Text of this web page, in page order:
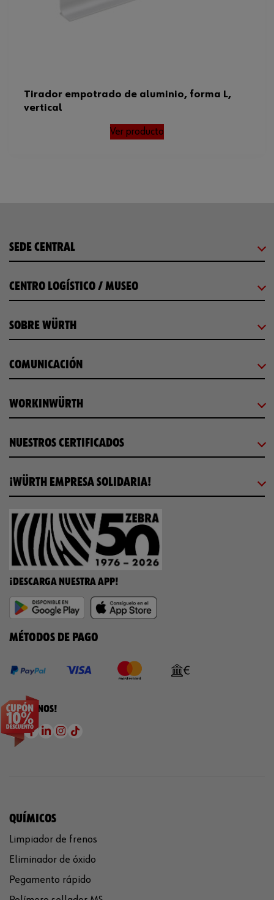
Tirador empotrado de aluminio, forma L,
vertical
Ver producto
SEDE CENTRAL
CENTRO LOGÍSTICO / MUSEO
SOBRE WÜRTH
COMUNICACIÓN
WORKINWÜRTH
NUESTROS CERTIFICADOS
¡WÜRTH EMPRESA SOLIDARIA!
¡DESCARGA NUESTRA APP!
MÉTODOS DE PAGO
¡SÍGUENOS!
QUÍMICOS
Limpiador de frenos
Eliminador de óxido
Pegamento rápido